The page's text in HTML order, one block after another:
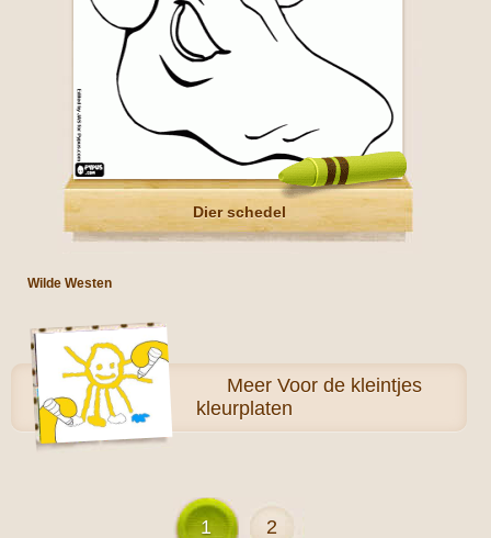
Dier schedel
Wilde Westen
Meer Voor de kleintjes
kleurplaten
1 2